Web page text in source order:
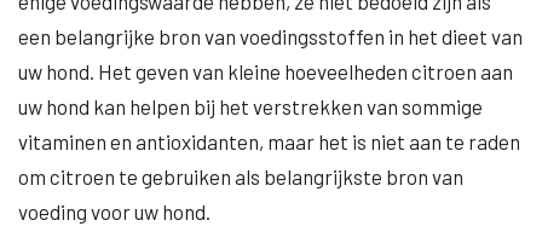
een belangrijke bron van voedingsstoffen in het dieet van
uw hond. Het geven van kleine hoeveelheden citroen aan
uw hond kan helpen bij het verstrekken van sommige
vitaminen en antioxidanten, maar het is niet aan te raden
om citroen te gebruiken als belangrijkste bron van
voeding voor uw hond.